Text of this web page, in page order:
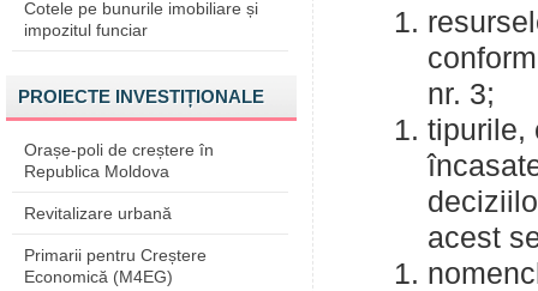
Cotele pe bunurile imobiliare și
impozitul funciar
PROIECTE INVESTIȚIONALE
Orașe-poli de creștere în
Republica Moldova
Revitalizare urbană
Primarii pentru Creștere
Economică (M4EG)
nr. 3;
tipurile,
acest